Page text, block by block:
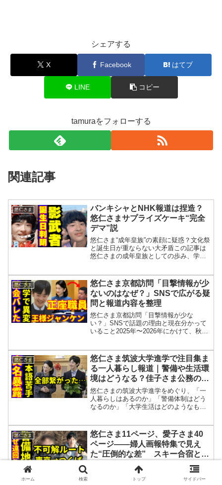
シェアする
X Facebook はてブ
LINE コピー
tamuraをフォローする
関連記事
悠仁さま
バンキシャとNHK報道は捏造？
悠仁さまサプライズケーキ“完全
デマ”説
悠仁さま“成年皇族”の素顔に疑惑？文化祭
と誕生日が重ならない大矛盾この記事は
悠仁さまの成年皇族としての歩み、学業
に構成されています。NHKやバンキシャ
での報道内容に対す...
悠仁さま
悠仁さま京都訪問「目撃情報が少
ないのはなぜ？」SNSで広がる疑
問と報道内容を整理
悠仁さま京都訪問「目撃情報が少な
い？」SNSで話題の理由と現在分かって
いること2025年〜2026年にかけて、秋篠
問の声が広がっています。特に多く見ら
れるのが次のよう...
悠仁さま
悠仁さま筑波大学進学で注目集ま
る一人暮らし報道｜警備や生活環
境はどうなる？佳子さま公務の話
題も整理
悠仁さまの筑波大学進学をめぐり、「一
人暮らしはあるのか」「警備体制はどう
なるのか」「大学生活はどのようなもの
関する話題も続いており、秋篠宮家への
関心が改めて高まっている...
悠仁さま
悠仁さま11ページ、愛子さま40
ページ――婦人画報特集で見え
た“圧倒的な差” スキー合宿と筑
波大学問題、警備負担にも再び注
2025年発売の『婦人画報』7月号に掲載
された皇室特集が、大きな話題となって
いる。注目されたのは、愛子さまと悠仁
ホーム 検索 トップ サイドバー